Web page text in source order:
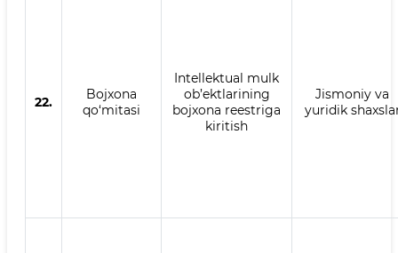
22.
Bojxona
qo‘mitasi
Intellektual mulk
ob’ektlarining
bojxona reestriga
kiritish
Jismoniy va
yuridik